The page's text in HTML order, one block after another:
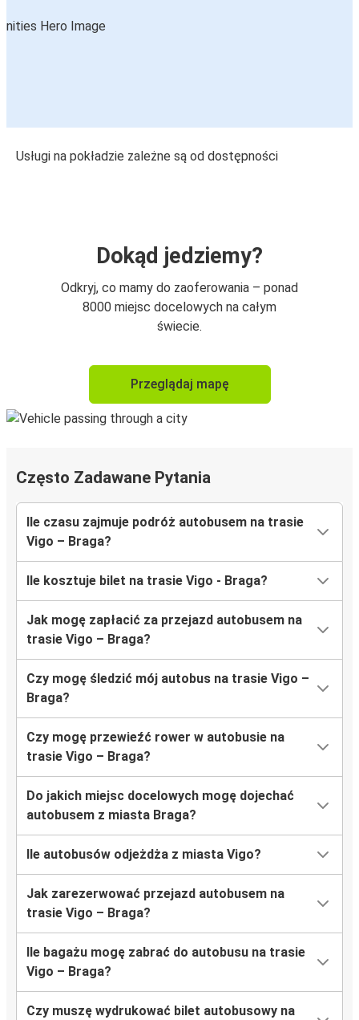
Usługi na pokładzie zależne są od dostępności
Dokąd jedziemy?
Odkryj, co mamy do zaoferowania – ponad
8000 miejsc docelowych na całym
świecie.
Przeglądaj mapę
Często Zadawane Pytania
Ile czasu zajmuje podróż autobusem na trasie
Vigo – Braga?
Ile kosztuje bilet na trasie Vigo - Braga?
Jak mogę zapłacić za przejazd autobusem na
trasie Vigo – Braga?
Czy mogę śledzić mój autobus na trasie Vigo –
Braga?
Czy mogę przewieźć rower w autobusie na
trasie Vigo – Braga?
Do jakich miejsc docelowych mogę dojechać
autobusem z miasta Braga?
Ile autobusów odjeżdża z miasta Vigo?
Jak zarezerwować przejazd autobusem na
trasie Vigo – Braga?
Ile bagażu mogę zabrać do autobusu na trasie
Vigo – Braga?
Czy muszę wydrukować bilet autobusowy na